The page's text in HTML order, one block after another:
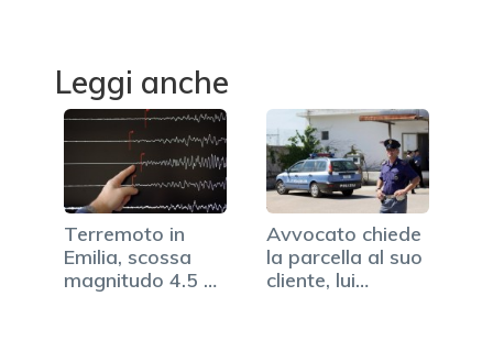
Leggi anche
Terremoto in
Emilia, scossa
magnitudo 4.5 a
Avvocato chiede
la parcella al suo
cliente, lui…